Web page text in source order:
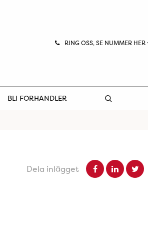
RING OSS, SE NUMMER HER
BLI FORHANDLER
Dela inlägget